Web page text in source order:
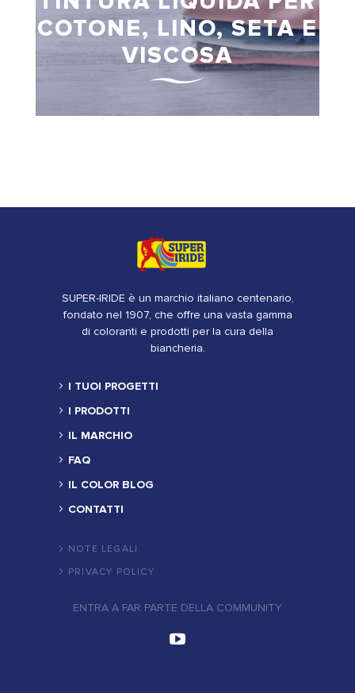
COTONE, LINO, SETA E
VISCOSA
SUPER-IRIDE è un marchio italiano centenario,
fondato nel 1907, che offre una vasta gamma
di coloranti e prodotti per la cura della
biancheria.
I TUOI PROGETTI
I PRODOTTI
IL MARCHIO
FAQ
IL COLOR BLOG
CONTATTI
NOTE LEGALI
PRIVACY POLICY
ENTRA A FAR PARTE DELLA COMMUNITY